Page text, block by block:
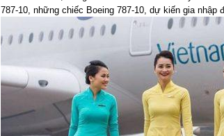
787-10, những chiếc Boeing 787-10, dự kiến gia nhập